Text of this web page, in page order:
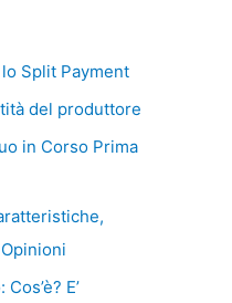
Split Payment
del produttore
in Corso Prima
E’